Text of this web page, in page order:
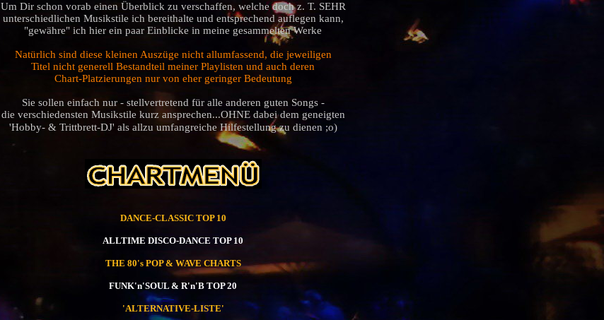
Um Dir schon vorab einen Überblick zu verschaffen, welche doch z. T. SEHR
unterschiedlichen Musikstile ich bereithalte und entsprechend auflegen kann,
"gewähre" ich hier ein paar Einblicke in meine gesammelten Werke
Natürlich sind diese kleinen Auszüge nicht allumfassend, die jeweiligen
Titel nicht generell Bestandteil meiner Playlisten und auch deren
Chart-Platzierungen nur von eher geringer Bedeutung
Sie sollen einfach nur - stellvertretend für alle anderen guten Songs -
die verschiedensten Musikstile kurz ansprechen...OHNE dabei dem geneigten
'Hobby- & Trittbrett-DJ' als allzu umfangreiche Hilfestellung zu dienen ;o)
DANCE-CLASSIC TOP 10
ALLTIME DISCO-DANCE TOP 10
THE 80's POP & WAVE CHARTS
FUNK'n'SOUL & R'n'B TOP 20
'ALTERNATIVE-LISTE'